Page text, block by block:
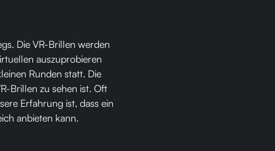
Die VR-Brillen werden
auszuprobieren
Runden statt. Die
Brillen zu sehen ist. Oft
Erfahrung ist, dass ein
anbieten kann.